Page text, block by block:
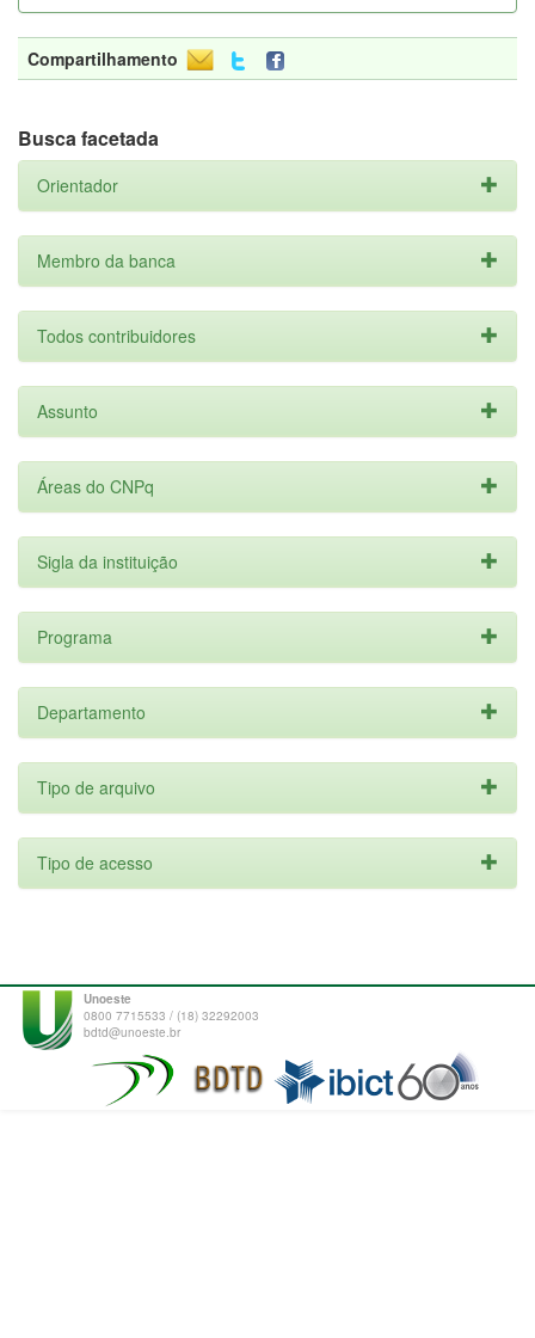
Compartilhamento
Busca facetada
Orientador
Membro da banca
Todos contribuidores
Assunto
Áreas do CNPq
Sigla da instituição
Programa
Departamento
Tipo de arquivo
Tipo de acesso
Unoeste
0800 7715533 / (18) 32292003
bdtd@unoeste.br